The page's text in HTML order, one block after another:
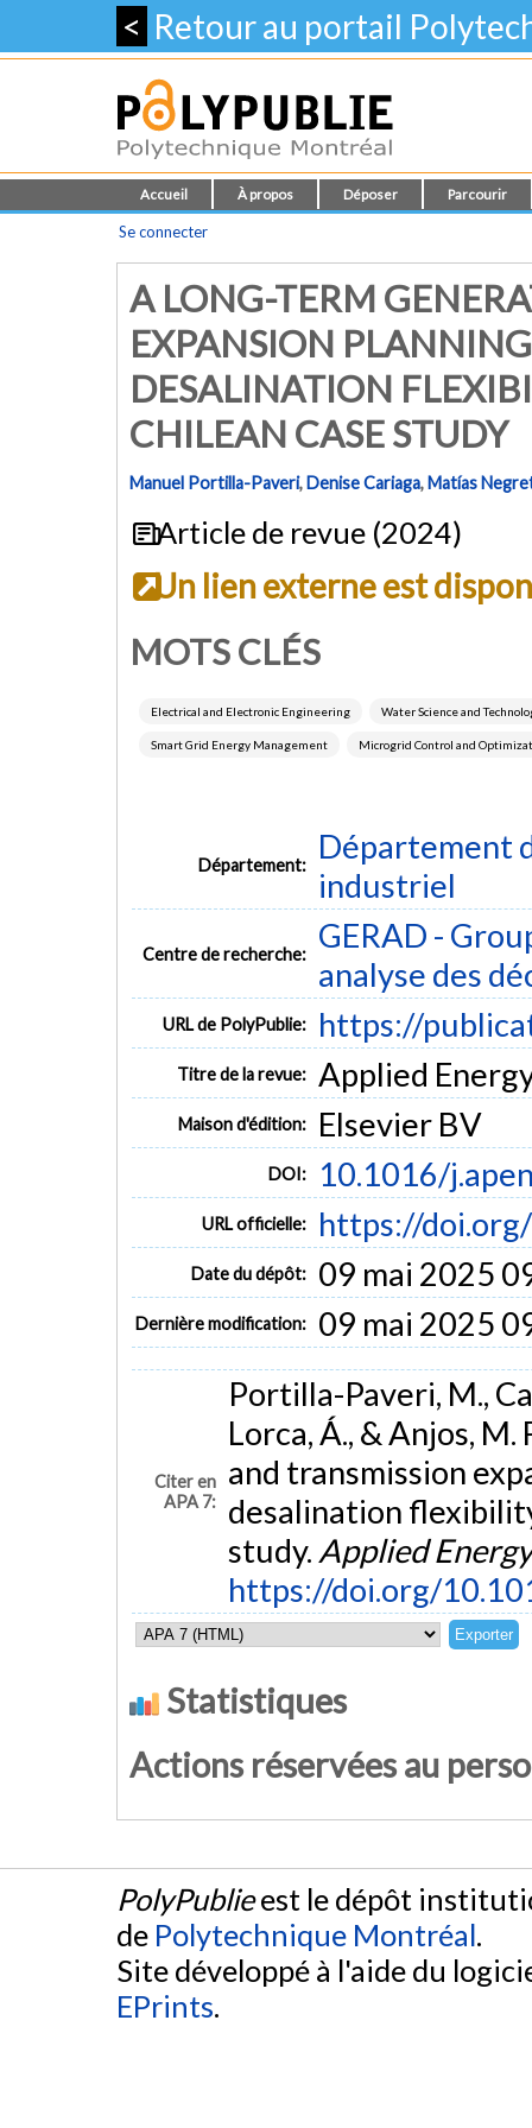
< Retour au portail
Accueil À propos Déposer Parcourir
Se connecter
A LONG-TERM
EXPANSION
DESALINATION
CHILEAN CASE STUDY
Manuel Portilla-Paveri,Denise Cariaga,Matías
Article de revue (2024)
Un lien externe est
MOTS CLÉS
Electrical and Electronic Engineering Water Science and
Smart Grid Energy Management Microgrid Control and
Département:
Département
industriel
Centre de recherche:
GERAD -
analyse des
URL de PolyPublie: https://
Titre de la revue: Applied
Maison d'édition: Elsevier BV
DOI: 10.1016/
URL officielle: https://
Date du dépôt: 09 mai 2025
Dernière modification: 09 mai 2025
Citer en
APA 7:
Portilla-Paveri, M.,
Lorca, Á., & Anjos,
and transmission
desalination
study. Applied Energy
https://doi.org/
Statistiques
Actions réservées au
PolyPublieest le dépôt
de Polytechnique Montréal.
Site développé à l'aide du
EPrints.